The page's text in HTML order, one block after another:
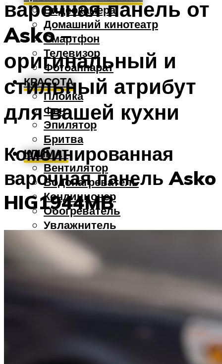
Видеокамера
Домашний кинотеатр
Смартфон
Телевизор
Фотоаппарат
КРАСОТА
Плойка
Фен
Эпилятор
Бритва
КЛИМАТ
Вентилятор
Водонагреватель
Кондиционер
Обогреватель
Увлажнитель
РЕМОНТ
Болгарка
Дрель
Перфоратор
Шуруповерт
ЗДОРОВЬЕ
варочная панель от
Asko –
оригинальный и
стильный атрибут
для вашей кухни
Комбинированная
варочная панель Asko
HIG1944MB